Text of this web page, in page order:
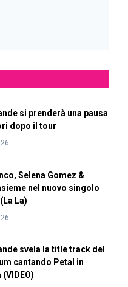
si prenderà una pausa
dopo il tour
Selena Gomez &
nel nuovo singolo
La)
svela la title track del
cantando Petal in